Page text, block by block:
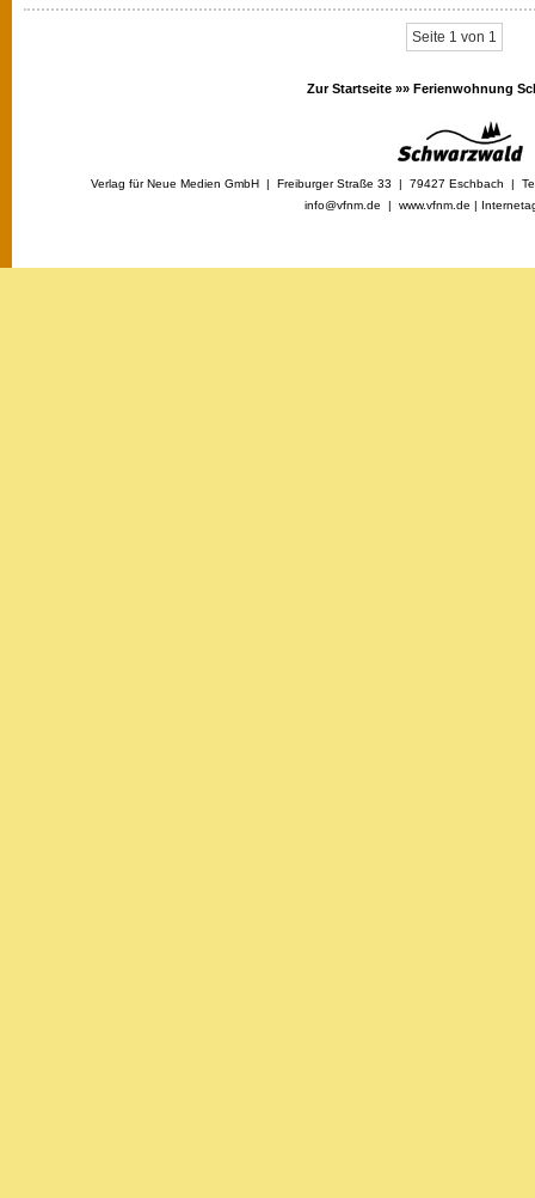
Seite 1 von 1
Zur Startseite »» Ferienwohnung
Verlag für Neue Medien GmbH | Freiburger Straße 33 | 79427 Eschbach |
info@vfnm.de | www.vfnm.de |